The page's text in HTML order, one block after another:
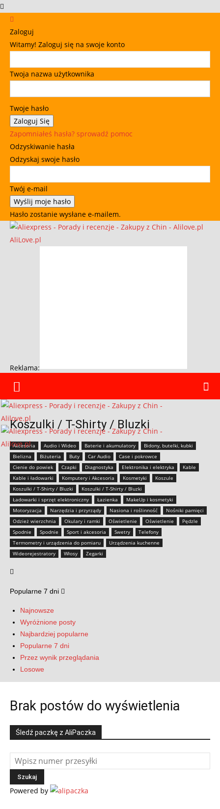
Zaloguj
Witamy! Zaloguj się na swoje konto
Twoja nazwa użytkownika
Twoje hasło
Zapomniałeś hasła? sprowadź pomoc
Odzyskiwanie hasła
Odzyskaj swoje hasło
Twój e-mail
Hasło zostanie wysłane e-mailem.
AliLove.pl
Reklama:
Koszulki / T-Shirty / Bluzki
Akcesoria Audio i Wideo Baterie i akumulatory
Bidony, butelki, kubki
Bielizna
Biżuteria Buty Car Audio
Case i pokrowce
Cienie do powiek
Czapki Diagnostyka Elektronika i elektryka
Kable
Kable i ładowarki
Komputery i Akcesoria Kosmetyki
Koszule
Koszulki / T-Shirty / Bluzki
Koszulki / T-Shirty / Bluzki
Ładowarki i sprzęt elektroniczny
Łazienka
MakeUp i kosmetyki
Motoryzacja
Narzędzia i przyrządy Nasiona i roślinność
Nośniki pamięci
Odzież wierzchnia
Okulary i ramki Oświetlenie Oświetlenie
Pędzle
Spodnie
Spodnie Sport i akcesoria Swetry
Telefony
Termometry i urządzenia do pomiaru
Urządzenia kuchenne
Wideorejestratory
Włosy Zegarki
Popularne 7 dni
Najnowsze
Wyróżnione posty
Najbardziej popularne
Popularne 7 dni
Przez wynik przeglądania
Losowe
Brak postów do wyświetlenia
Śledź paczkę z AliPaczka
Powered by